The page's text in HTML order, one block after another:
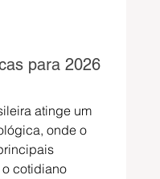
para 2026
atinge um
onde o
cotidiano